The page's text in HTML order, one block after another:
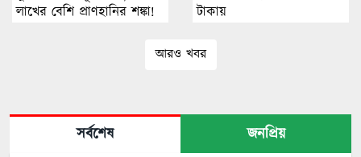
লাখের বেশি প্রাণহানির শঙ্কা!
টাকায়
আরও খবর
সর্বশেষ
জনপ্রিয়